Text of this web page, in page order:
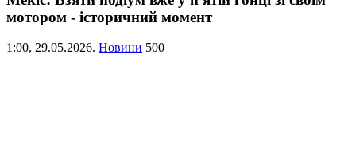
мотором - історичний момент
1:00, 29.05.2026. Новини 500